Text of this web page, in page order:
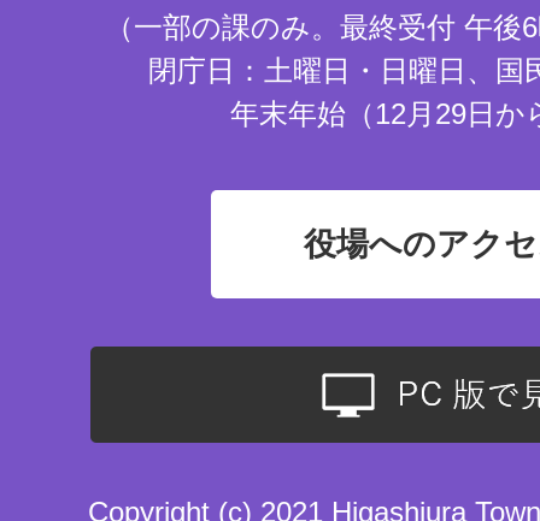
（一部の課のみ。最終受付 午
閉庁日：土曜日・日曜日、国
年末年始（12月29日か
役場へのアク
Copyright (c) 2021 Higashiura